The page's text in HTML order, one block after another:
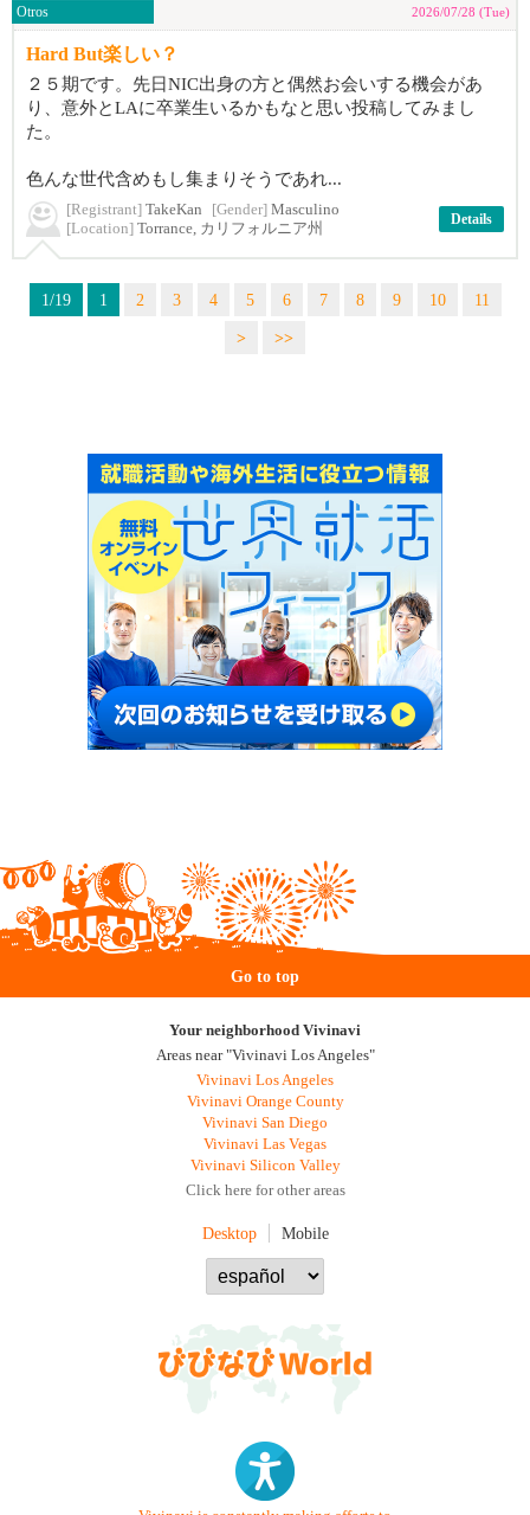
Otros 2026/07/28 (Tue)
Hard But楽しい？
２５期です。先日NIC出身の方と偶然お会いする機会があ
り、意外とLAに卒業生いるかもなと思い投稿してみまし
た。
色んな世代含めもし集まりそうであれ...
[Registrant] TakeKan [Gender] Masculino
[Location] Torrance, カリフォルニア州
Details
1/19 1 2 3 4 5 6 7 8 9 10
11
>
>>
Go to top
Your neighborhood Vivinavi
Areas near "Vivinavi Los Angeles"
Vivinavi Los Angeles
Vivinavi Orange County
Vivinavi San Diego
Vivinavi Las Vegas
Vivinavi Silicon Valley
Click here for other areas
Desktop Mobile